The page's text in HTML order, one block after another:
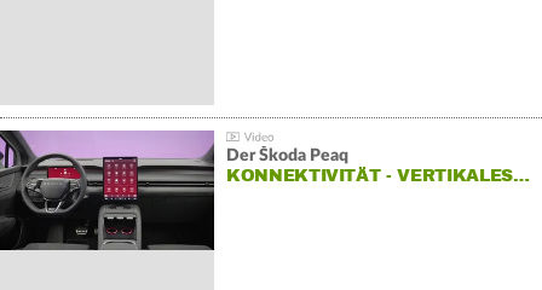
Der Škoda Peaq
KONNEKTIVITÄT - VERTIKALES…